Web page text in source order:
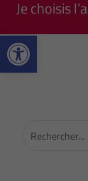
Ouvrir la barre d’outils
Je choisis